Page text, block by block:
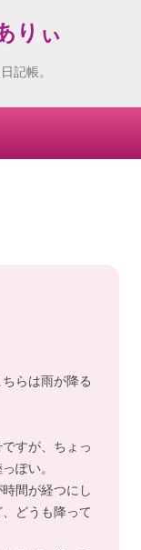
りぃ
記帳。
らは雨が降る
すが、ちょっ
ぽい。
間が経つにし
どうも降って